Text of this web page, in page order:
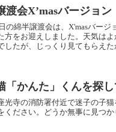
渡会X’masバージョン
の綿半譲渡会は、X'masバー
方をお迎えしました。天気は
したが、じっくり見てもらえた
「かんた」くんを探し
光寺の消防署付近で迷子の子
ください。どうか無事に見つ